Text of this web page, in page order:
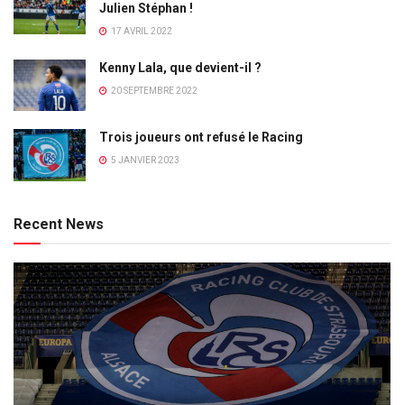
Julien Stéphan !
17 AVRIL 2022
Kenny Lala, que devient-il ?
20 SEPTEMBRE 2022
Trois joueurs ont refusé le Racing
5 JANVIER 2023
Recent News